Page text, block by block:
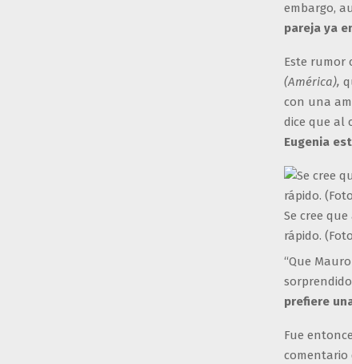
embargo,
pareja ya
Este rumor
(América),
con una
dice que al
Eugenia
Se cree
rápido.
“Que
prefiere
Fue
comentario